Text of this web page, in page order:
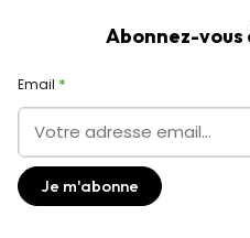
Abonnez-
Email